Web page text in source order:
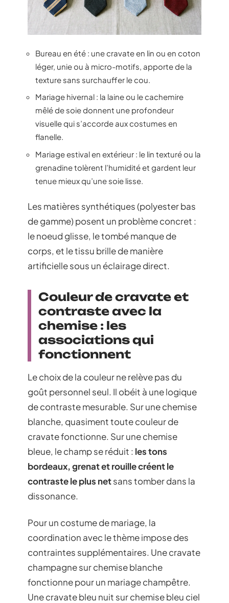
Bureau en été : une cravate en lin ou en coton
léger, unie ou à micro-motifs, apporte de la
texture sans surchauffer le cou.
Mariage hivernal : la laine ou le cachemire
mêlé de soie donnent une profondeur
visuelle qui s’accorde aux costumes en
flanelle.
Mariage estival en extérieur : le lin texturé ou la
grenadine tolèrent l’humidité et gardent leur
tenue mieux qu’une soie lisse.
Les matières synthétiques (polyester bas
de gamme) posent un problème concret :
le noeud glisse, le tombé manque de
corps, et le tissu brille de manière
artificielle sous un éclairage direct.
Couleur de cravate et
contraste avec la
chemise : les
associations qui
fonctionnent
Le choix de la couleur ne relève pas du
goût personnel seul. Il obéit à une logique
de contraste mesurable. Sur une chemise
blanche, quasiment toute couleur de
cravate fonctionne. Sur une chemise
bleue, le champ se réduit : les tons
bordeaux, grenat et rouille créent le
contraste le plus netsans tomber dans la
dissonance.
Pour un costume de mariage, la
coordination avec le thème impose des
contraintes supplémentaires. Une cravate
champagne sur chemise blanche
fonctionne pour un mariage champêtre.
Une cravate bleu nuit sur chemise bleu ciel